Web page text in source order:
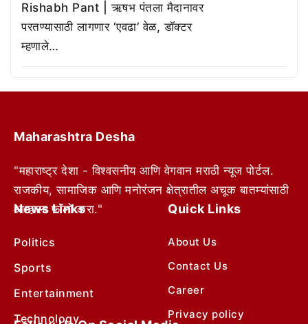
Rishabh Pant | ऋषभ पंतला मैदानावर
परतण्यासाठी लागणार ‘एवढा’ वेळ, डॉक्टर
म्हणाले…
Maharashtra Desha
"महाराष्ट्र देशा - विश्वसनीय आणि वेगवान मराठी न्यूज पोर्टल.
राजकीय, सामाजिक आणि मनोरंजन क्षेत्रातील अचूक बातम्यांसाठी
आम्हाला फॉलो करा."
News Links
Politics
Sports
Entertainment
Technology
Quick Links
About Us
Contact Us
Career
Privacy policy